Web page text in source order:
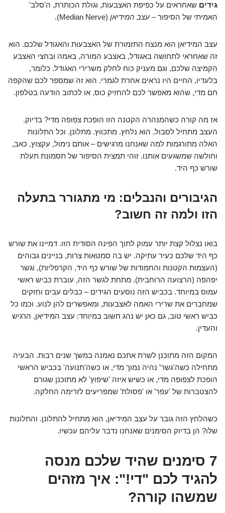
גידים שאחראים על כפיפת האצבעות, וגולת הכותרת, ה'סלב'
האמיתי של הסיפור – עצב המידיאן (Median Nerve).
עצב המידיאן הוא מנצח התזמורת של האצבעות והאגודל שלכם. הוא
זה שאחראי לתחושה באגודל, באצבע המורה, באמה ובחצי האצבע
הקמיצה שלכם, וגם מעניק כוח לחלק משרירי האגודל. כלומר,
בלעדיו, החיים היו נראים אחרת לגמרי. הוא זה שמספר לכם שהקפה
חם מדי, שהוא מאפשר לכם להחזיק כוס, או לכתוב הודעה בטלפון.
אז מה קורה כשהמנהרה הקטנה הזו הופכת צפופה מדי? בדיוק.
העצב מתחיל לסבול. הוא נלחץ. מתכווץ. מתלונן. וכל התלונות
האלה מתורגמות למה שאנחנו מרגישים – אותם נימול, עקצוץ, כאב,
וחולשה שמשגעים אותנו. זוהי תמצית הסיפור של תסמונת תעלת
שורש כף היד.
הגיבורים והנבלים: מי מתגורר בתעלה
הזו ולמה זה חשוב?
בואו נצלול קצת יותר עמוק לתוך הפינה הסודית הזו. דמיינו את שורש
כף היד שלכם כעיר עתיקה. יש בה סמטאות צרות, בניינים גבוהים
(העצמות הקטנות והחמודות של שורש כף היד, הקרפליות), וגשר
יפהפה (הרצועה הרוחבית). מתחת לגשר הזה, עוברת כביש ראשי
עמוס במיוחד. בכביש הזה נוסעים הגידים – כבלים עבים וחזקים
שמחברים את שרירי האמה לאצבעות, ומאפשרים להן לנוע. וכמו כל
כביש ראשי טוב, גם כאן יש נהג חשוב במיוחד: עצב המידיאן, הרגיש
והעדין.
המקום הזה מתוכנן לשרת אתכם נאמנה במשך שנים רבות. הבעיה
מתחילה כשה'גשר' נהיה נמוך מדי, או כשה'תנועה' בכביש הראשי
הופכת לצפופה מדי, או כשיש איזה 'שיפוץ' לא מתוכנן שגורם
להצטברות של 'עפר' או 'פסולת' שמפריעים לזרימה החלקה.
כשהלחץ הזה גובר על עצב המידיאן, הוא מתחיל להתלונן. והתלונות
שלו? הן בדיוק הסימנים שאנחנו נדבר עליהם עכשיו.
7 סימנים שהיד שלכם מנסה
להגיד לכם "די!": איך מזהים
שמשהו קורה?